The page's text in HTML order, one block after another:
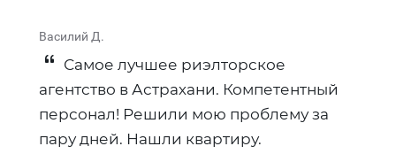
Василий Д.
Самое лучшее риэлторское
агентство в Астрахани. Компетентный
персонал! Решили мою проблему за
пару дней. Нашли квартиру.